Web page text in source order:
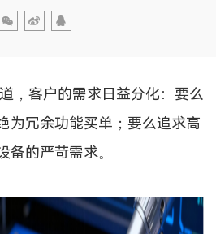
，客户的需求日益分化：要么
为冗余功能买单；要么追求高
备的严苛需求。